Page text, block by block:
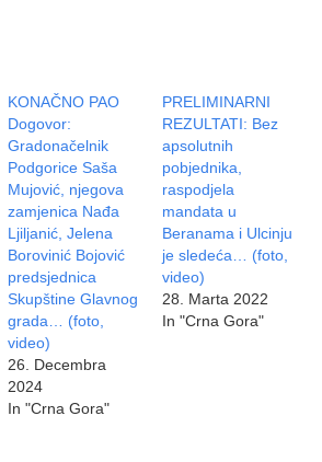
KONAČNO PAO
Dogovor:
Gradonačelnik
Podgorice Saša
Mujović, njegova
zamjenica Nađa
Ljiljanić, Jelena
Borovinić Bojović
predsjednica
Skupštine Glavnog
grada… (foto,
video)
26. Decembra
2024
In "Crna Gora"
PRELIMINARNI
REZULTATI: Bez
apsolutnih
pobjednika,
raspodjela
mandata u
Beranama i Ulcinju
je sledeća… (foto,
video)
28. Marta 2022
In "Crna Gora"